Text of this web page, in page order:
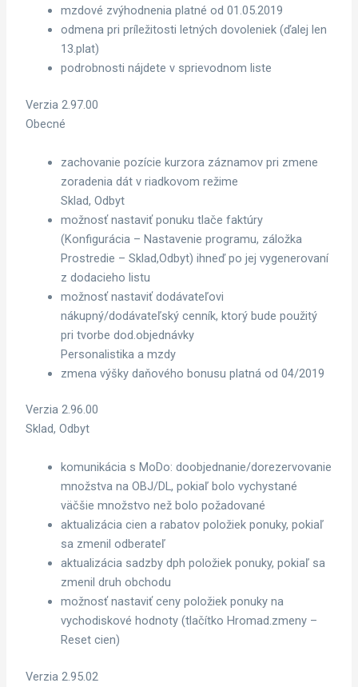
mzdové zvýhodnenia platné od 01.05.2019
odmena pri príležitosti letných dovoleniek (ďalej len
13.plat)
podrobnosti nájdete v sprievodnom liste
Verzia 2.97.00
Obecné
zachovanie pozície kurzora záznamov pri zmene
zoradenia dát v riadkovom režime
Sklad, Odbyt
možnosť nastaviť ponuku tlače faktúry
(Konfigurácia – Nastavenie programu, záložka
Prostredie – Sklad,Odbyt) ihneď po jej vygenerovaní
z dodacieho listu
možnosť nastaviť dodávateľovi
nákupný/dodávateľský cenník, ktorý bude použitý
pri tvorbe dod.objednávky
Personalistika a mzdy
zmena výšky daňového bonusu platná od 04/2019
Verzia 2.96.00
Sklad, Odbyt
komunikácia s MoDo: doobjednanie/dorezervovanie
množstva na OBJ/DL, pokiaľ bolo vychystané
väčšie množstvo než bolo požadované
aktualizácia cien a rabatov položiek ponuky, pokiaľ
sa zmenil odberateľ
aktualizácia sadzby dph položiek ponuky, pokiaľ sa
zmenil druh obchodu
možnosť nastaviť ceny položiek ponuky na
vychodiskové hodnoty (tlačítko Hromad.zmeny –
Reset cien)
Verzia 2.95.02